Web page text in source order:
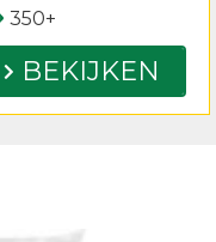
350+
BEKIJKEN